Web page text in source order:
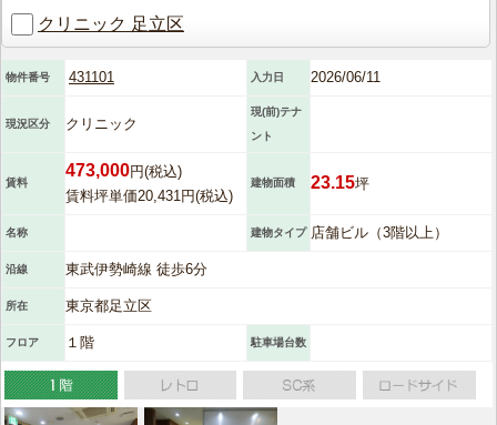
クリニック 足立区
物件番号 431101 入力日 2026/06/11
現況区分 クリニック
現(前)テナ
ント
賃料
473,000円(税込)
賃料坪単価20,431円(税込)
建物面積 23.15坪
名称 建物タイプ 店舗ビル（3階以上）
沿線 東武伊勢崎線 徒歩6分
所在 東京都足立区
フロア １階 駐車場台数